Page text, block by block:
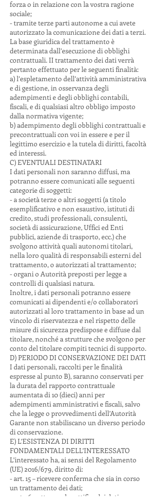
forza o in relazione con la vostra ragione
sociale;
- tramite terze parti autonome a cui avete
autorizzato la comunicazione dei dati a terzi.
La base giuridica del trattamento è
determinata dall’esecuzione di obblighi
contrattuali. II trattamento dei dati verrà
pertanto effettuato per le seguenti finalità:
a) l’espletamento dell’attività amministrativa
e di gestione, in osservanza degli
adempimenti e degli obblighi contabili,
fiscali, e di qualsiasi altro obbligo imposto
dalla normativa vigente;
b) adempimento degli obblighi contrattuali e
precontrattuali con voi in essere e per il
legittimo esercizio e la tutela di diritti, facoltà
ed interessi.
C) EVENTUALI DESTINATARI
I dati personali non saranno diffusi, ma
potranno essere comunicati alle seguenti
categorie di soggetti:
- a società terze o altri soggetti (a titolo
esemplificativo e non esaustivo, istituti di
credito, studi professionali, consulenti,
società di assicurazione, Uffici ed Enti
pubblici, aziende di trasporto, ecc.) che
svolgono attività quali autonomi titolari,
nella loro qualità di responsabili esterni del
trattamento, o autorizzati al trattamento;
- organi o Autorità preposti per legge a
controlli di qualsiasi natura.
Inoltre, i dati personali potranno essere
comunicati ai dipendenti e/o collaboratori
autorizzati al loro trattamento in base ad un
vincolo di riservatezza e nel rispetto delle
misure di sicurezza predispose e diffuse dal
titolare, nonché a strutture che svolgono per
conto del titolare compiti tecnici di supporto.
D) PERIODO DI CONSERVAZIONE DEI DATI
I dati personali, raccolti per le finalità
espresse al punto B), saranno conservati per
la durata del rapporto contrattuale
aumentata di 10 (dieci) anni per
adempimenti amministrativi e fiscali, salvo
che la legge o provvedimenti dell’Autorità
Garante non stabiliscano un diverso periodo
di conservazione.
E) L’ESISTENZA DI DIRITTI
FONDAMENTALI DELL’INTERESSATO
L’interessato ha, ai sensi del Regolamento
(UE) 2016/679, diritto di:
- art. 15 – ricevere conferma che sia in corso
un trattamento dei dati;
- art. 16 – ottenere la rettifica dei dati;